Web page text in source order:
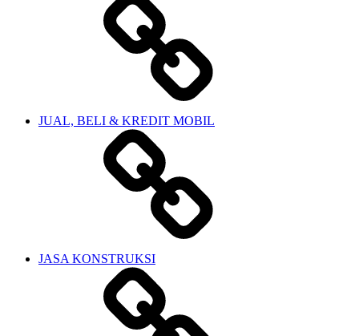
JUAL, BELI & KREDIT MOBIL
JASA KONSTRUKSI